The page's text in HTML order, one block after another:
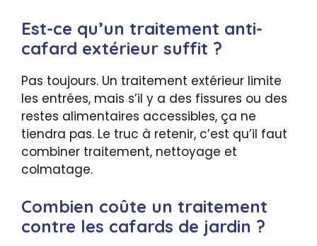
Est-ce qu’un traitement anti-
cafard extérieur suffit ?
Pas toujours. Un traitement extérieur limite
les entrées, mais s’il y a des fissures ou des
restes alimentaires accessibles, ça ne
tiendra pas. Le truc à retenir, c’est qu’il faut
combiner traitement, nettoyage et
colmatage.
Combien coûte un traitement
contre les cafards de jardin ?